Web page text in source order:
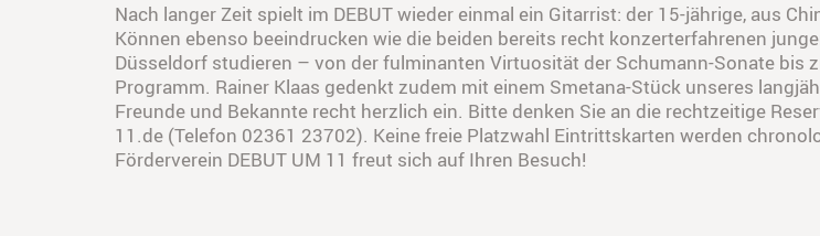
Nach langer Zeit spielt im DEBUT wieder einmal ein Gitarrist: der 15-jährige, aus
Können ebenso beeindrucken wie die beiden bereits recht konzerterfahrenen
Düsseldorf studieren – von der fulminanten Virtuosität der Schumann-Sonate bis
Programm. Rainer Klaas gedenkt zudem mit einem Smetana-Stück unseres
Freunde und Bekannte recht herzlich ein. Bitte denken Sie an die rechtzeitige
11.de (Telefon 02361 23702). Keine freie Platzwahl Eintrittskarten werden
Förderverein DEBUT UM 11 freut sich auf Ihren Besuch!